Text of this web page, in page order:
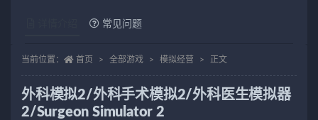
常见问题
当前位置： 首页 全部游戏 模拟经营 正文
外科模拟2/外科手术模拟2/外科医生模拟器
2/Surgeon Simulator 2